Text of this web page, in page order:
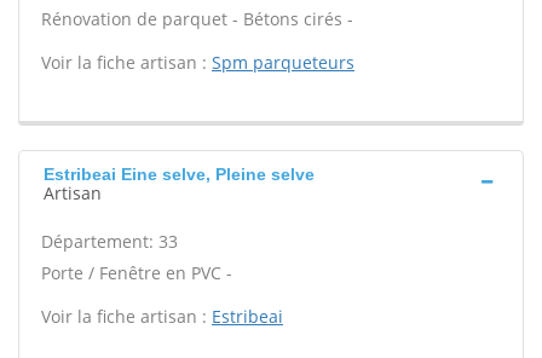
Rénovation de parquet - Bétons cirés -
Voir la fiche artisan : Spm parqueteurs
Estribeai Eine selve, Pleine selve
Artisan
Département: 33
Porte / Fenêtre en PVC -
Voir la fiche artisan : Estribeai